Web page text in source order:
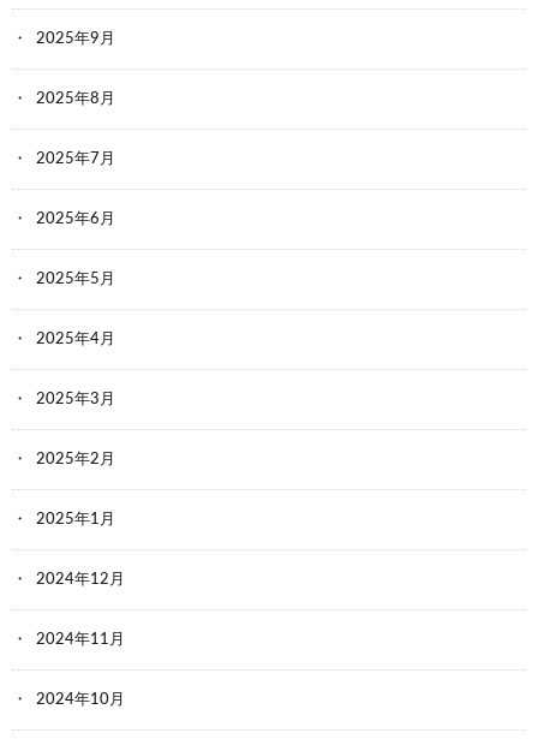
2025年9月
2025年8月
2025年7月
2025年6月
2025年5月
2025年4月
2025年3月
2025年2月
2025年1月
2024年12月
2024年11月
2024年10月